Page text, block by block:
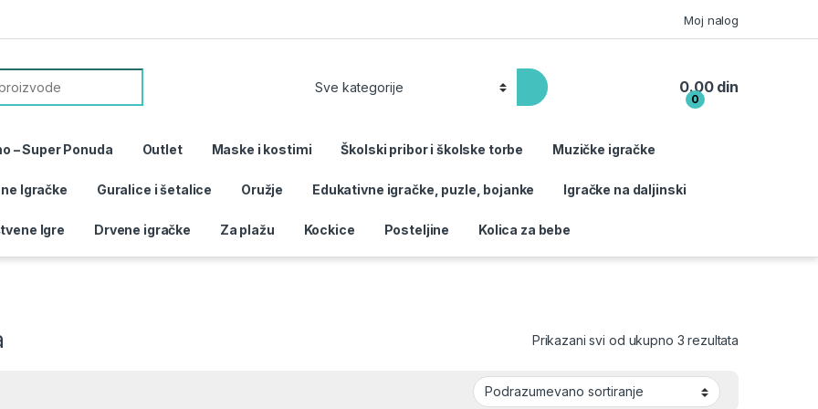
Moj nalog
0
0.00 din
– Super Ponuda Outlet Maske i kostimi Školski pribor i školske torbe Muzičke igračke
Igračke Guralice i šetalice Oružje Edukativne igračke, puzle, bojanke Igračke na daljinski
Igre Drvene igračke Za plažu Kockice Posteljine Kolica za bebe
Prikazani svi od ukupno 3 rezultata